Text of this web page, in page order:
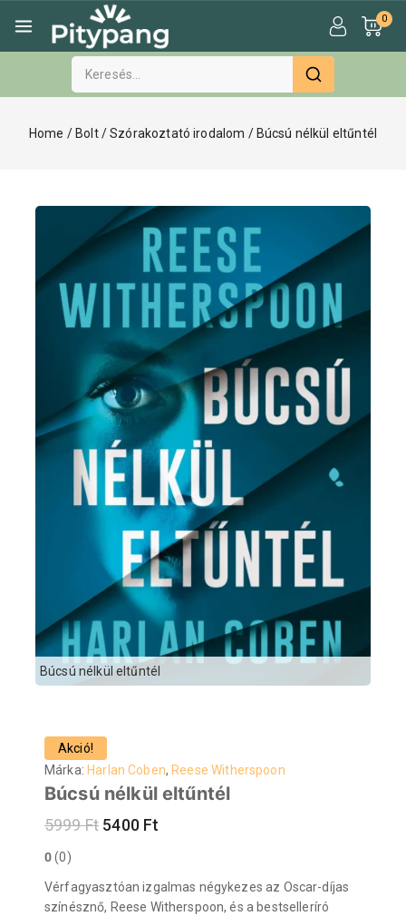
0
Home / Bolt /Szórakoztató irodalom / Búcsú nélkül eltűntél
Búcsú nélkül eltűntél
Akció!
Márka: Harlan Coben, Reese Witherspoon
Búcsú nélkül eltűntél
5999Ft 5400 Ft
0(0)
Vérfagyasztóan izgalmas négykezes az Oscar-díjas
színésznő, Reese Witherspoon, és a bestselleríró